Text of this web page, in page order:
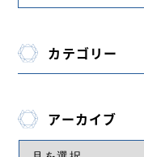
カテゴリー
アーカイブ